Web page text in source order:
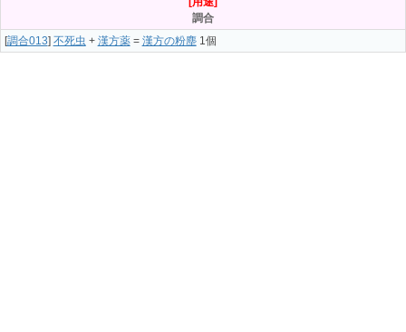
調合
[調合013] 不死虫 + 漢方薬= 漢方の粉塵1個